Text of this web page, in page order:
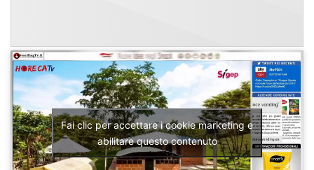
Fai clic per accettare i cookie marketing e
abilitare questo contenuto